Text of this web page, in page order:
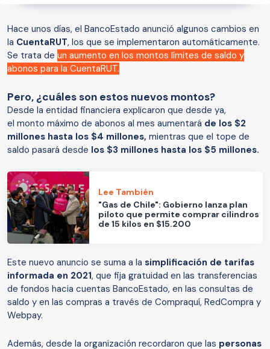
Hace unos días, el BancoEstado anunció algunos cambios en
la CuentaRUT, los que se implementaron automáticamente.
Se trata de un aumento en los montos límites de saldo y
abonos para la CuentaRUT.
Pero, ¿cuáles son estos nuevos montos?
Desde la entidad financiera explicaron que desde ya,
el monto máximo de abonos al mes aumentará de los $2
millones hasta los $4 millones, mientras que el tope de
saldo pasará desde los $3 millones hasta los $5 millones.
Lee También
"Gas de Chile": Gobierno lanza plan
piloto que permite comprar cilindros
de 15 kilos en $15.200
Este nuevo anuncio se suma a la simplificación de tarifas
informada en 2021, que fija gratuidad en las transferencias
de fondos hacia cuentas BancoEstado, en las consultas de
saldo y en las compras a través de Compraquí, RedCompra y
Webpay.
Además, desde la organización recordaron que las personas